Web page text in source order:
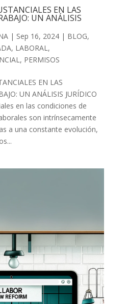
EN LAS
UN ANÁLISIS
| Sep 16, 2024| BLOG,
, LABORAL ,
, PERMISOS
EN LAS
UN ANÁLISIS JURÍDICO
en las condiciones de
son intrínsecamente
a una constante evolución,